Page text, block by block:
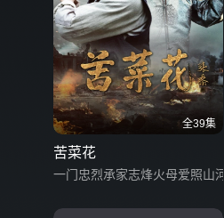
全39集
苦菜花
一门忠烈承家志烽火母爱照山河